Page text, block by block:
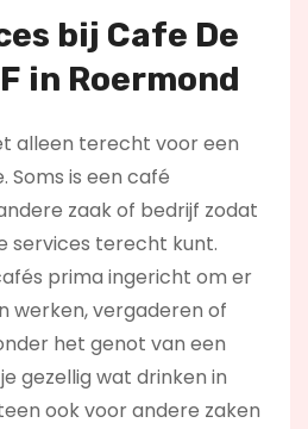
bij Cafe De
in Roermond
alleen terecht voor een
Soms is een café
zaak of bedrijf zodat
services terecht kunt.
prima ingericht om er
werken, vergaderen of
het genot van een
gezellig wat drinken in
ook voor andere zaken